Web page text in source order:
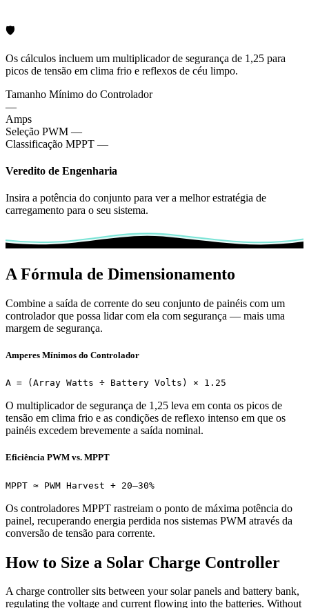
🛡️
Os cálculos incluem um multiplicador de segurança de 1,25 para
picos de tensão em clima frio e reflexos de céu limpo.
Tamanho Mínimo do Controlador
—
Amps
Seleção PWM —
Classificação MPPT —
Veredito de Engenharia
Insira a potência do conjunto para ver a melhor estratégia de
carregamento para o seu sistema.
A Fórmula de Dimensionamento
Combine a saída de corrente do seu conjunto de painéis com um
controlador que possa lidar com ela com segurança — mais uma
margem de segurança.
Amperes Mínimos do Controlador
A = (Array Watts ÷ Battery Volts) × 1.25
O multiplicador de segurança de 1,25 leva em conta os picos de
tensão em clima frio e as condições de reflexo intenso em que os
painéis excedem brevemente a saída nominal.
Eficiência PWM vs. MPPT
MPPT ≈ PWM Harvest + 20–30%
Os controladores MPPT rastreiam o ponto de máxima potência do
painel, recuperando energia perdida nos sistemas PWM através da
conversão de tensão para corrente.
How to Size a Solar Charge Controller
A charge controller sits between your solar panels and battery bank,
regulating the voltage and current flowing into the batteries. Without